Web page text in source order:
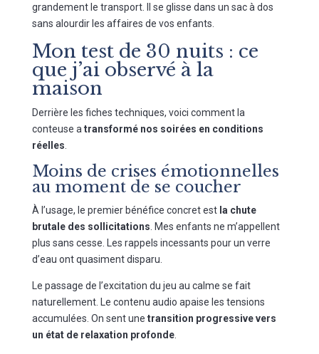
grandement le transport. Il se glisse dans un sac à dos
sans alourdir les affaires de vos enfants.
Mon test de 30 nuits : ce
que j’ai observé à la
maison
Derrière les fiches techniques, voici comment la
conteuse a transformé nos soirées en conditions
réelles
Moins de crises émotionnelles
au moment de se coucher
À l’usage, le premier bénéfice concret est la chute
brutale des sollicitations . Mes enfants ne m’appellent
plus sans cesse. Les rappels incessants pour un verre
d’eau ont quasiment disparu.
Le passage de l’excitation du jeu au calme se fait
naturellement. Le contenu audio apaise les tensions
accumulées. On sent une transition progressive vers
un état de relaxation profonde.